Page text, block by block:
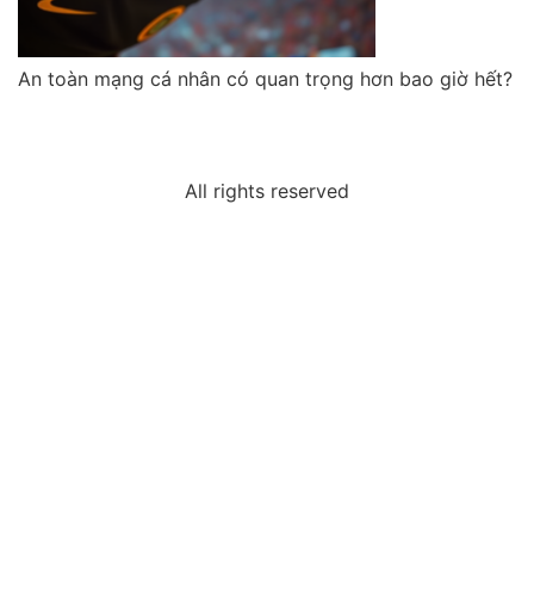
An toàn mạng cá nhân có quan trọng hơn bao giờ hết?
All rights reserved